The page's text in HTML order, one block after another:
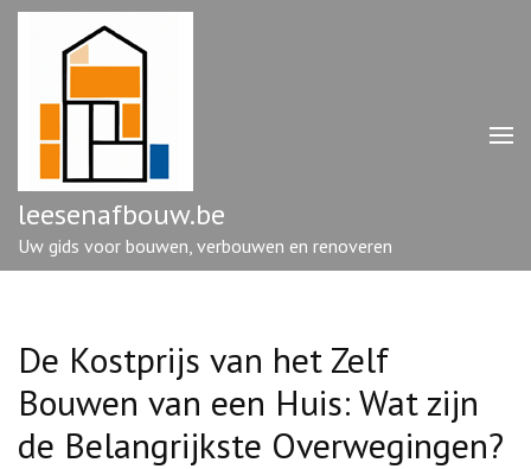
Ga
enter)
leesenafbouw.be
Uw gids voor bouwen, verbouwen en renoveren
De Kostprijs van het Zelf
Bouwen van een Huis: Wat zijn
de Belangrijkste Overwegingen?